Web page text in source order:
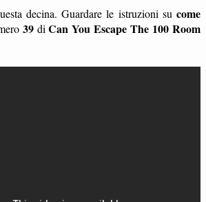
decina. Guardare le istruzioni su come
39diCan You Escape The 100 Room